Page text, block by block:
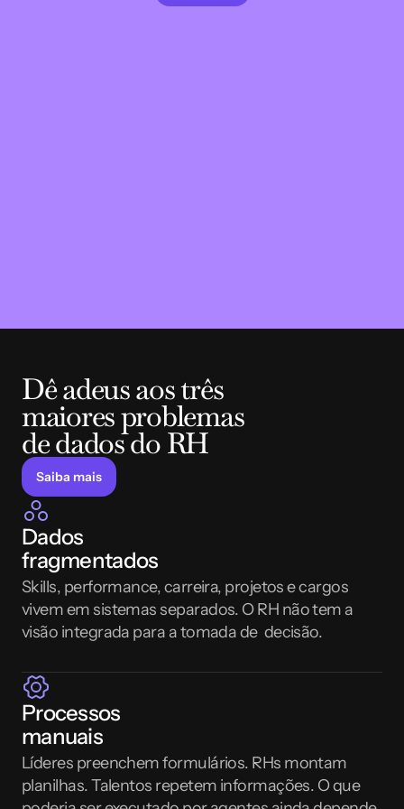
Dê adeus aos três
maiores problemas
de dados do RH
Saiba mais
Dados
fragmentados
Skills, performance, carreira, projetos e cargos
vivem em sistemas separados. O RH não tem a
visão integrada para a tomada de  decisão.
Processos
manuais
Líderes preenchem formulários. RHs montam
planilhas. Talentos repetem informações. O que